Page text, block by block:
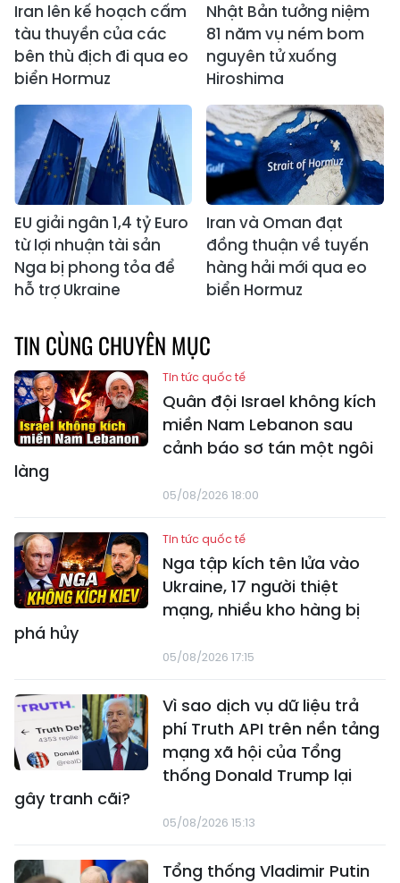
Iran lên kế hoạch cấm
tàu thuyền của các
bên thù địch đi qua eo
biển Hormuz
Nhật Bản tưởng niệm
81 năm vụ ném bom
nguyên tử xuống
Hiroshima
EU giải ngân 1,4 tỷ Euro
từ lợi nhuận tài sản
Nga bị phong tỏa để
hỗ trợ Ukraine
Iran và Oman đạt
đồng thuận về tuyến
hàng hải mới qua eo
biển Hormuz
TIN CÙNG CHUYÊN MỤC
Tin tức quốc tế
Quân đội Israel không kích
miền Nam Lebanon sau
cảnh báo sơ tán một ngôi
làng
05/08/2026 18:00
Tin tức quốc tế
Nga tập kích tên lửa vào
Ukraine, 17 người thiệt
mạng, nhiều kho hàng bị
phá hủy
05/08/2026 17:15
Vì sao dịch vụ dữ liệu trả
phí Truth API trên nền tảng
mạng xã hội của Tổng
thống Donald Trump lại
gây tranh cãi?
05/08/2026 15:13
Tổng thống Vladimir Putin